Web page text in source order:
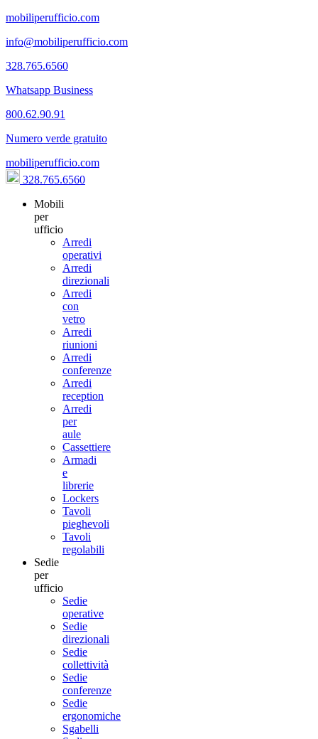
mobiliperufficio.com
info@mobiliperufficio.com
328.765.6560
Whatsapp Business
800.62.90.91
Numero verde gratuito
mobiliperufficio.com
328.765.6560
Mobili
per
ufficio
Arredi
operativi
Arredi
direzionali
Arredi
con
vetro
Arredi
riunioni
Arredi
conferenze
Arredi
reception
Arredi
per
aule
Cassettiere
Armadi
e
librerie
Lockers
Tavoli
pieghevoli
Tavoli
regolabili
Sedie
per
ufficio
Sedie
operative
Sedie
direzionali
Sedie
collettività
Sedie
conferenze
Sedie
ergonomiche
Sgabelli